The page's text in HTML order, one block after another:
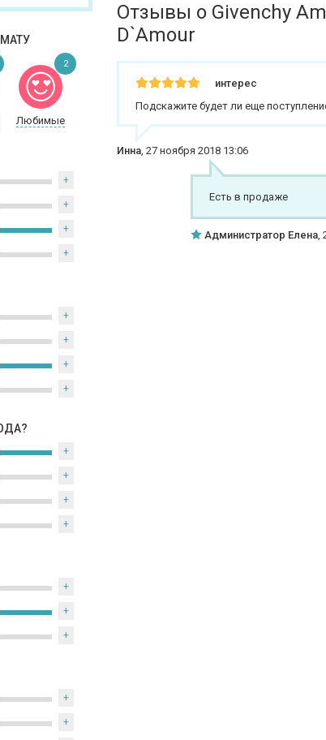
Любимые
2
+
+
+
+
+
+
+
+
+
+
+
+
+
+
+
+
+
Отзывы о Givenchy
D`Amour
интерес
Подскажите будет ли еще
Инна,27 ноября 2018 13:06
Есть в продаже
Администратор Елена,